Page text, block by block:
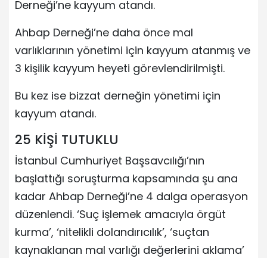
Derneği’ne kayyum atandı.
Ahbap Derneği’ne daha önce mal
varlıklarının yönetimi için kayyum atanmış ve
3 kişilik kayyum heyeti görevlendirilmişti.
Bu kez ise bizzat derneğin yönetimi için
kayyum atandı.
25 KİŞİ TUTUKLU
İstanbul Cumhuriyet Başsavcılığı’nın
başlattığı soruşturma kapsamında şu ana
kadar Ahbap Derneği’ne 4 dalga operasyon
düzenlendi. ‘Suç işlemek amacıyla örgüt
kurma’, ‘nitelikli dolandırıcılık’, ‘suçtan
kaynaklanan mal varlığı değerlerini aklama’